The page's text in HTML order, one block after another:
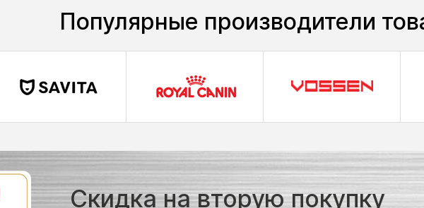
Популярные производители
Скидка на вторую покупку